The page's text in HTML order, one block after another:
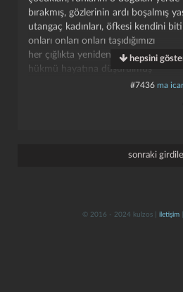
bırakmış, gözlerinin ardı boşalmış
utangaç kadınları, öfkesi kendini
onları onları onları taşıdığımızı
her çığlıkta yeniden anımsaya
hükmü hayatına düşürülmüş
uyumuyor uyutmuyor uslu
iğdeleri gördük zambakları da
gece, kuş çığlığı yüreği çıldırtan
hepsini
#7436 ma
sonraki
© 2016 - 2024 kulzos | iletişim|